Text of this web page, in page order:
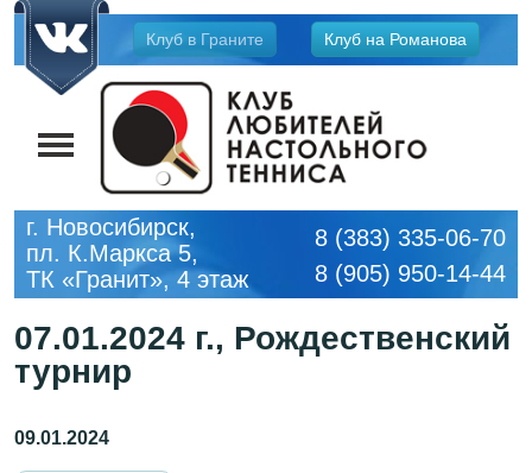
Jump
navigation
Клуб в Граните Клуб на Романова
г. Новосибирск,
пл. К.Маркса 5,
ТК «Гранит», 4 этаж
8 (383) 335-06-70
8 (905) 950-14-44
07.01.2024 г., Рождественский
турнир